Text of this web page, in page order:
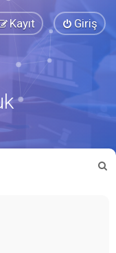
Giriş
Kayıt